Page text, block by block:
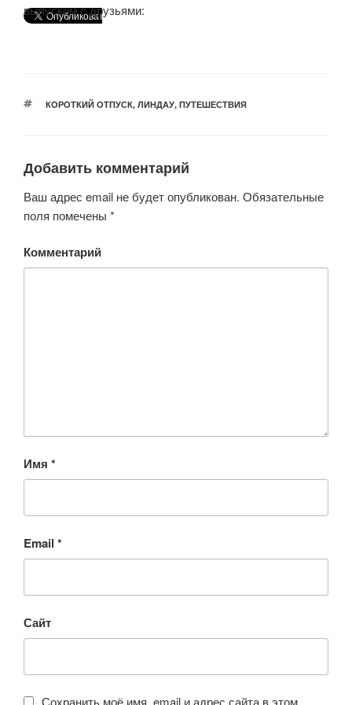
выпуском с друзьями:
МЕТКИ
КОРОТКИЙ ОТПУСК, ЛИНДАУ, ПУТЕШЕСТВИЯ
Добавить комментарий
Ваш адрес email не будет опубликован. Обязательные
поля помечены *
Комментарий
Имя *
Email *
Сайт
Сохранить моё имя, email и адрес сайта в этом